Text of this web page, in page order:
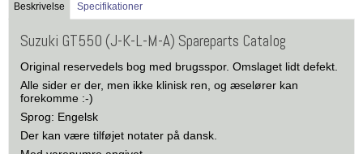
Beskrivelse Specifikationer
Suzuki GT550 (J-K-L-M-A) Spareparts Catalog
Original reservedels bog med brugsspor. Omslaget lidt defekt.
Alle sider er der, men ikke klinisk ren, og æselører kan
forekomme :-)
Sprog: Engelsk
Der kan være tilføjet notater på dansk.